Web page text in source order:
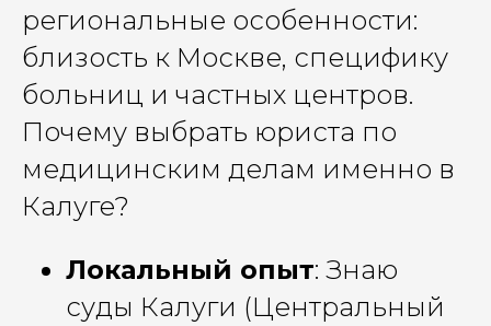
региональные особенности:
близость к Москве, специфику
больниц и частных центров.
Почему выбрать юриста по
медицинским делам именно в
Калуге?
Локальный опыт: Знаю
суды Калуги (Центральный